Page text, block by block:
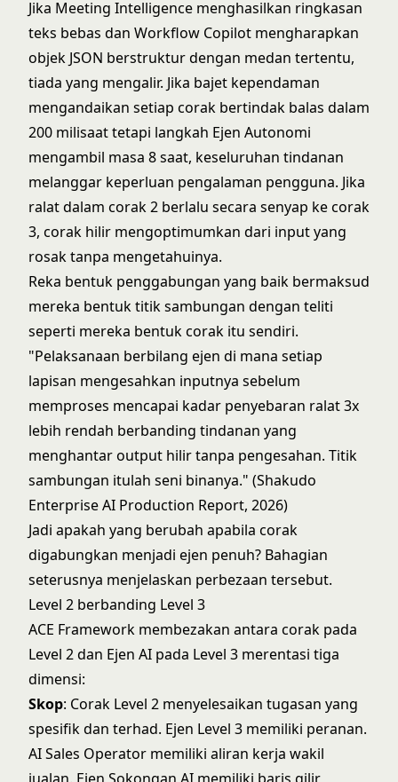
Jika Meeting Intelligence menghasilkan ringkasan
teks bebas dan Workflow Copilot mengharapkan
objek JSON berstruktur dengan medan tertentu,
tiada yang mengalir. Jika bajet kependaman
mengandaikan setiap corak bertindak balas dalam
200 milisaat tetapi langkah Ejen Autonomi
mengambil masa 8 saat, keseluruhan tindanan
melanggar keperluan pengalaman pengguna. Jika
ralat dalam corak 2 berlalu secara senyap ke corak
3, corak hilir mengoptimumkan dari input yang
rosak tanpa mengetahuinya.
Reka bentuk penggabungan yang baik bermaksud
mereka bentuk titik sambungan dengan teliti
seperti mereka bentuk corak itu sendiri.
"Pelaksanaan berbilang ejen di mana setiap
lapisan mengesahkan inputnya sebelum
memproses mencapai kadar penyebaran ralat 3x
lebih rendah berbanding tindanan yang
menghantar output hilir tanpa pengesahan. Titik
sambungan itulah seni binanya." (Shakudo
Enterprise AI Production Report, 2026)
Jadi apakah yang berubah apabila corak
digabungkan menjadi ejen penuh? Bahagian
seterusnya menjelaskan perbezaan tersebut.
Level 2 berbanding Level 3
ACE Framework membezakan antara corak pada
Level 2 dan Ejen AI pada Level 3 merentasi tiga
dimensi:
Skop: Corak Level 2 menyelesaikan tugasan yang
spesifik dan terhad. Ejen Level 3 memiliki peranan.
AI Sales Operator memiliki aliran kerja wakil